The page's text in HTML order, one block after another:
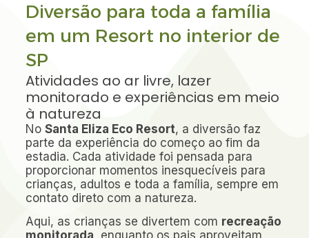
Diversão para toda a família
em um Resort no interior de
SP
Atividades ao ar livre, lazer
monitorado e experiências em meio
à natureza
NoSanta Eliza Eco Resort, a diversão faz
parte da experiência do começo ao fim da
estadia. Cada atividade foi pensada para
proporcionar momentos inesquecíveis para
crianças, adultos e toda a família, sempre em
contato direto com a natureza.
Aqui, as crianças se divertem com recreação